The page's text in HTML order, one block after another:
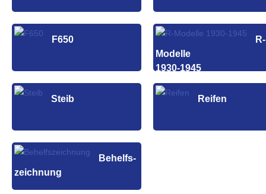
F650
R-
Modelle
1930-1945
Steib Reifen
Behelfs-
zeichnung